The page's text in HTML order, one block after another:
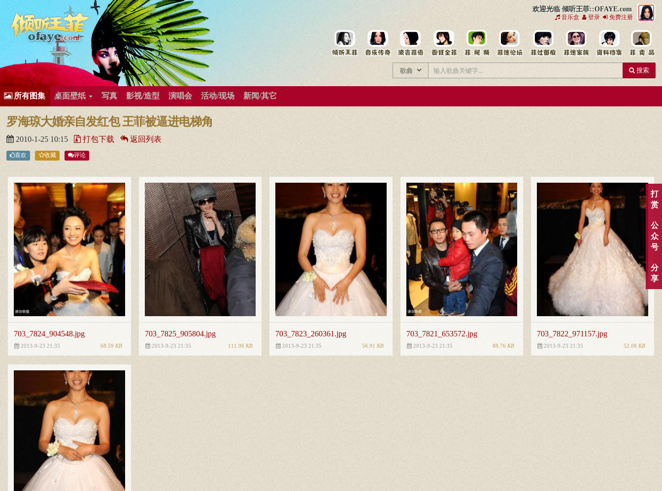
欢迎光临 倾听王菲::OFAYE.com
音乐盒 登录 免费注册
有歌曲专辑
王菲新闻王菲的精美图片王菲精彩视频王菲论坛给王菲留言用户中心王菲资料档案
搜索
所有图集 桌面壁纸 写真 影视/造型 演唱会 活动/现场 新闻/其它
罗海琼大婚亲自发红包 王菲被逼进电梯角
2010-1-25 10:15 打包下载 返回列表
喜欢 收藏 评论
703_7824_904548.jpg
2013-9-23 21:35 68.59 KB
703_7825_905804.jpg
2013-9-23 21:35 111.96 KB
703_7823_260361.jpg
2013-9-23 21:35 56.91 KB
703_7821_653572.jpg
2013-9-23 21:35 88.76 KB
703_7822_971157.jpg
2013-9-23 21:35 52.08 KB
打
赏
公
众
号
分
享